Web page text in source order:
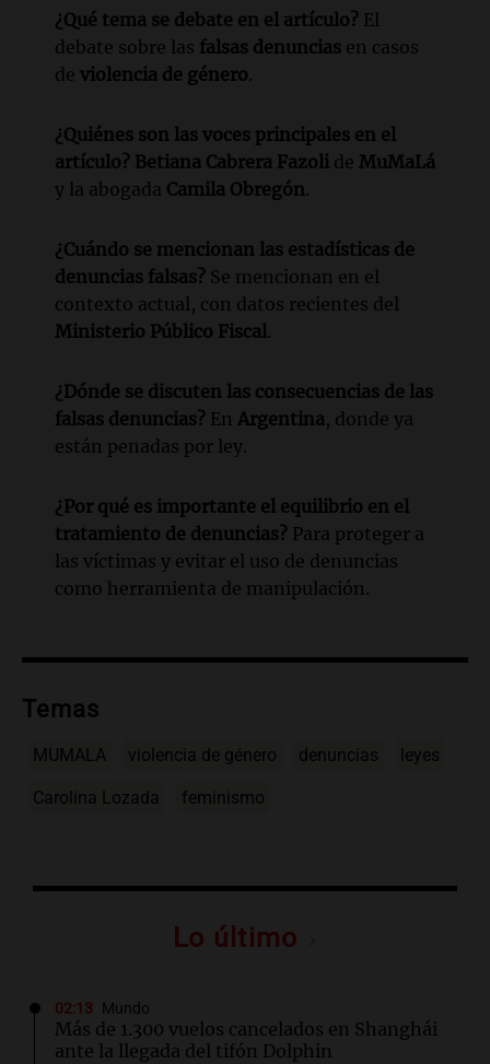
¿Qué tema se debate en el artículo? El
debate sobre las falsas denuncias en casos
de violencia de género.
¿Quiénes son las voces principales en el
artículo? Betiana Cabrera Fazoli de MuMaLá
y la abogada Camila Obregón.
¿Cuándo se mencionan las estadísticas de
denuncias falsas? Se mencionan en el
contexto actual, con datos recientes del
Ministerio Público Fiscal.
¿Dónde se discuten las consecuencias de las
falsas denuncias? En Argentina, donde ya
están penadas por ley.
¿Por qué es importante el equilibrio en el
tratamiento de denuncias? Para proteger a
las víctimas y evitar el uso de denuncias
como herramienta de manipulación.
Temas
MUMALA violencia de género denuncias leyes
Carolina Lozada feminismo
Lo último
02:13 Mundo
Más de 1.300 vuelos cancelados en Shanghái
ante la llegada del tifón Dolphin